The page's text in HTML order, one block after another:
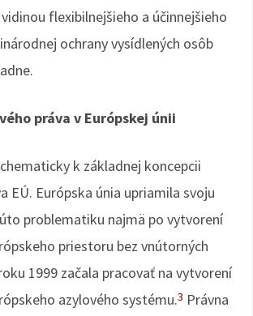
flexibilnejšieho a účinnejšieho
ochrany vysídlených osôb
práva v Európskej únii
k základnej koncepcii
EÚ. Európska únia upriamila svoju
problematiku najmä po vytvorení
priestoru bez vnútorných
1999 začala pracovať na vytvorení
azylového systému.3 Právna